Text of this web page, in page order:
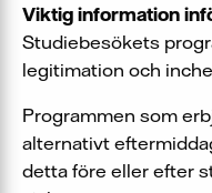
Viktig information
Studiebesökets
legitimation och
Programmen som
alternativt
detta före eller efter